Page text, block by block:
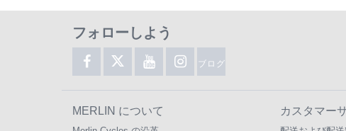
フォローしよう
ブログ
MERLIN について カスタマー